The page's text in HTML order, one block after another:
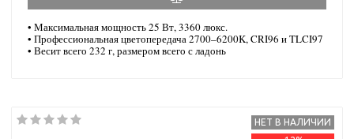
• Максимальная мощность 25 Вт, 3360 люкс.
• Профессиональная цветопередача 2700–6200K, CRI96 и TLCI97
• Весит всего 232 г, размером всего с ладонь
НЕТ В НАЛИЧИИ